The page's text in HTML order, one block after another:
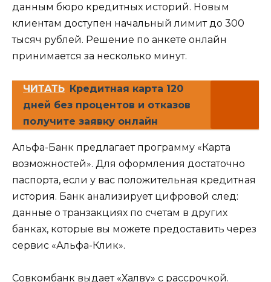
данным бюро кредитных историй. Новым
клиентам доступен начальный лимит до 300
тысяч рублей. Решение по анкете онлайн
принимается за несколько минут.
ЧИТАТЬ Кредитная карта 120
дней без процентов и отказов
получите заявку онлайн
Альфа-Банк предлагает программу «Карта
возможностей». Для оформления достаточно
паспорта, если у вас положительная кредитная
история. Банк анализирует цифровой след:
данные о транзакциях по счетам в других
банках, которые вы можете предоставить через
сервис «Альфа-Клик».
Совкомбанк выдает «Халву» с рассрочкой.